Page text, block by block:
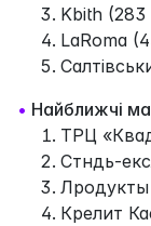
Kbith (283
LaRoma
• Найближчі
ТРЦ
Стндь-
Лродукты
Крелит